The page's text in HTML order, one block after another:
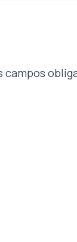
campos